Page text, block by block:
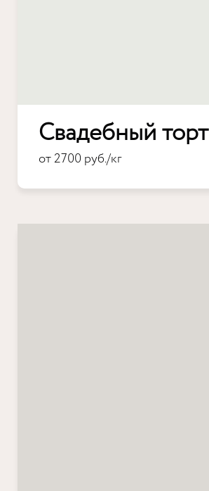
Свадебный торт
от 2700 руб./кг